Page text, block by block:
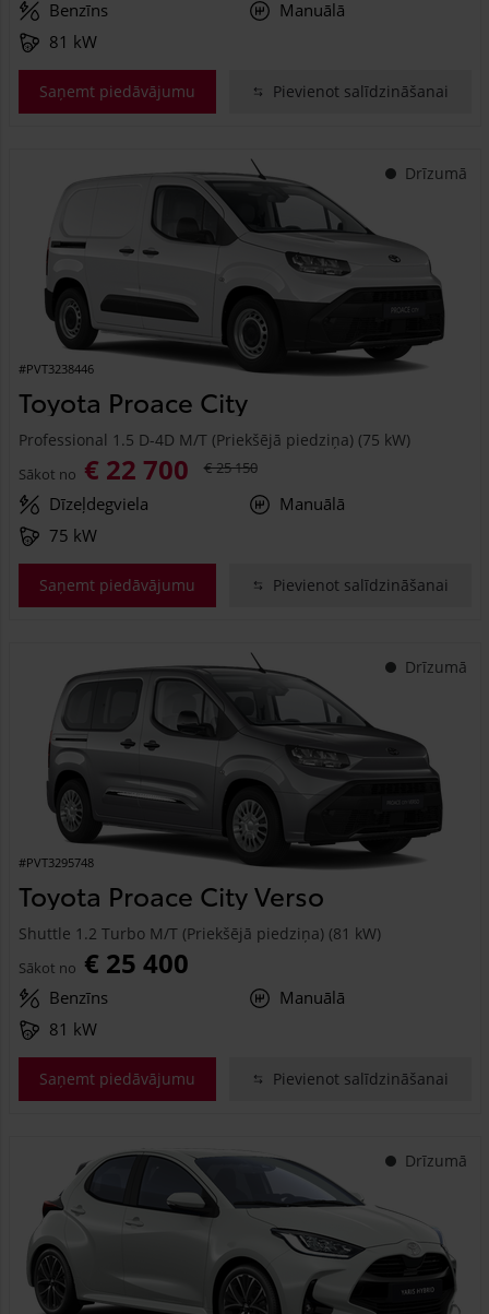
Benzīns
Manuālā
81 kW
Saņemt piedāvājumu Pievienot salīdzināšanai
Drīzumā
#PVT3238446
Toyota Proace City
Professional 1.5 D-4D M/T (Priekšējā piedziņa) (75 kW)
Sākot no € 22 700 € 25 150
Dīzeļdegviela
Manuālā
75 kW
Saņemt piedāvājumu Pievienot salīdzināšanai
Drīzumā
#PVT3295748
Toyota Proace City Verso
Shuttle 1.2 Turbo M/T (Priekšējā piedziņa) (81 kW)
Sākot no € 25 400
Benzīns
Manuālā
81 kW
Saņemt piedāvājumu Pievienot salīdzināšanai
Drīzumā